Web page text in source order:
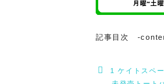
記事目次 -
1
ケイトスペ